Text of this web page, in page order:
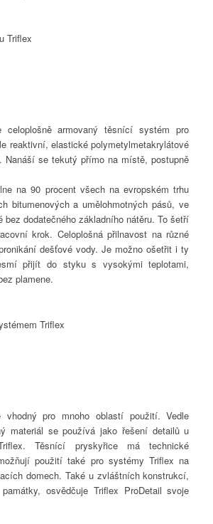
Triflex
celoplošně armovaný těsnící systém pro
reaktivní, elastické polymetylmetakrylátové
Nanáší se tekutý přímo na místě, postupně
na 90 procent všech na evropském trhu
bitumenových a umělohmotných pásů, ve
bez dodatečného základního nátěru. To šetří
krok. Celoplošná přilnavost na různé
dešťové vody. Je možno ošetřit i ty
přijít do styku s vysokými teplotami,
plamene.
Triflex
vhodný pro mnoho oblastí použití. Vedle
materiál se používá jako řešení detailů u
Těsnící pryskyřice má technické
použití také pro systémy Triflex na
domech. Také u zvláštních konstrukcí,
osvědčuje Triflex ProDetail svoje